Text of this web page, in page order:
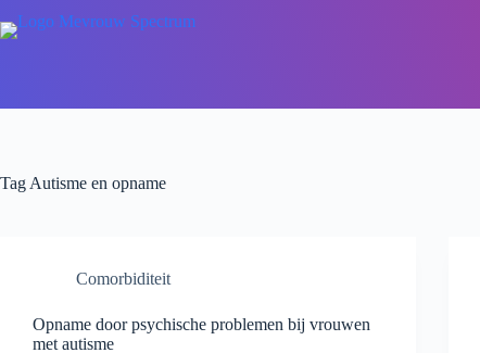
Tag Autisme en opname
Comorbiditeit
Opname door psychische problemen bij vrouwen
met autisme